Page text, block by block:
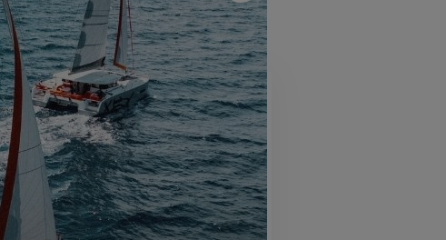
Schließen